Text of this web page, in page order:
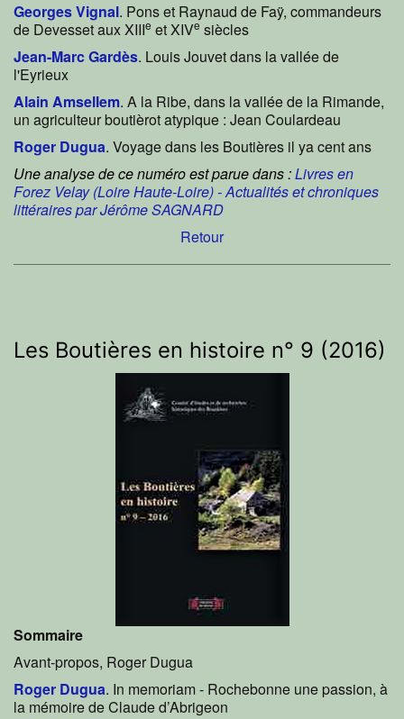
Georges Vignal. Pons et Raynaud de Faÿ, commandeurs
de Devesset aux XIIIe et XIVe siècles
Jean-Marc Gardès. Louis Jouvet dans la vallée de
l'Eyrieux
Alain Amsellem. A la Ribe, dans la vallée de la Rimande,
un agriculteur boutièrot atypique : Jean Coulardeau
Roger Dugua. Voyage dans les Boutières il ya cent ans
Une analyse de ce numéro est parue dans :Livres en
Forez Velay (Loire Haute-Loire) - Actualités et chroniques
littéraires par Jérôme SAGNARD
Retour
Les Boutières en histoire n° 9 (2016)
Sommaire
Avant-propos, Roger Dugua
Roger Dugua. In memoriam - Rochebonne une passion, à
la mémoire de Claude d’Abrigeon